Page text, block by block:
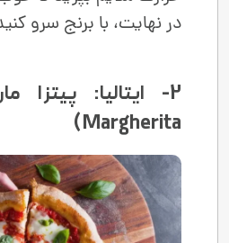
در نهایت، با برنج سرو
Margherita )